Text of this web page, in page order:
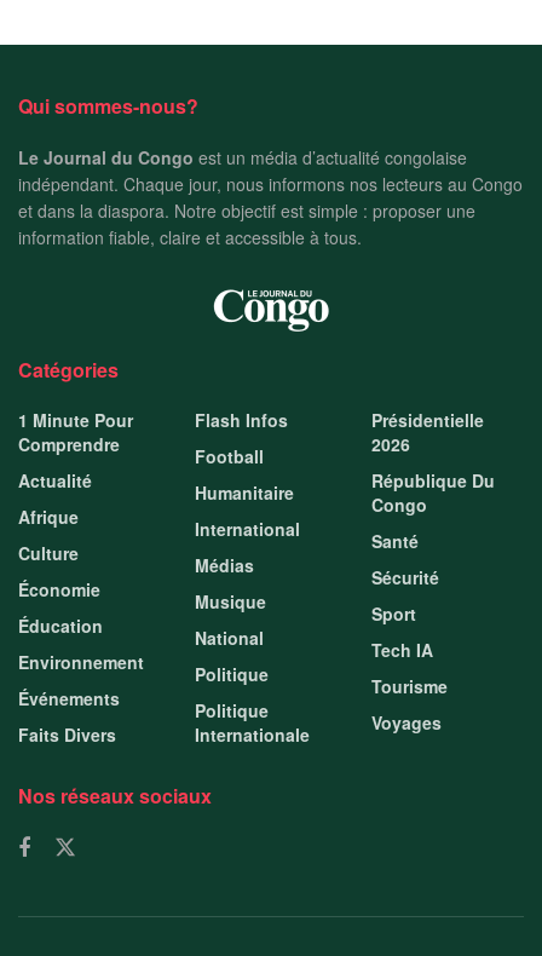
Qui sommes-nous?
Le Journal du Congo est un média d’actualité congolaise
indépendant. Chaque jour, nous informons nos lecteurs au Congo
et dans la diaspora. Notre objectif est simple : proposer une
information fiable, claire et accessible à tous.
Catégories
1 Minute Pour
Comprendre
Actualité
Afrique
Culture
Économie
Éducation
Environnement
Événements
Faits Divers
Flash Infos
Football
Humanitaire
International
Médias
Musique
National
Politique
Politique
Internationale
Présidentielle
2026
République Du
Congo
Santé
Sécurité
Sport
Tech IA
Tourisme
Voyages
Nos réseaux sociaux